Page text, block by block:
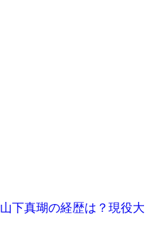
下真瑚の経歴は？現役大